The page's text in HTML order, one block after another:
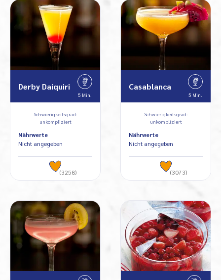
Derby Daiquiri
5 Min.
Schwierigkeitsgrad:
unkompliziert
Nährwerte
Nicht angegeben
(3258)
Casablanca
5 Min.
Schwierigkeitsgrad:
unkompliziert
Nährwerte
Nicht angegeben
(3073)